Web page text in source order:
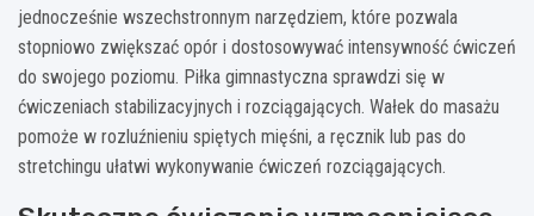
jednocześnie wszechstronnym narzędziem, które pozwala
stopniowo zwiększać opór i dostosowywać intensywność ćwiczeń
do swojego poziomu. Piłka gimnastyczna sprawdzi się w
ćwiczeniach stabilizacyjnych i rozciągających. Wałek do masażu
pomoże w rozluźnieniu spiętych mięśni, a ręcznik lub pas do
stretchingu ułatwi wykonywanie ćwiczeń rozciągających.